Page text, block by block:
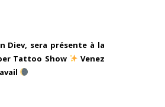
Diev, sera présente à la
Tattoo Show
Venez